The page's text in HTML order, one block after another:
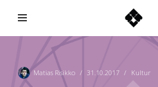
Matias Risikko 31.10.2017 Kultur